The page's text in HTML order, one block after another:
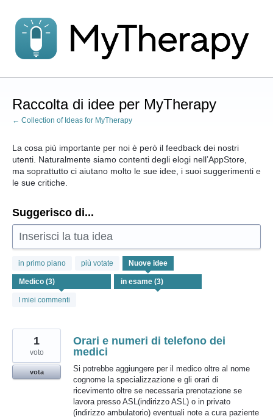
al
contenuto
Raccolta di idee per MyTherapy
← Collection of Ideas for MyTherapy
La cosa più importante per noi è però il feedback dei nostri
utenti. Naturalmente siamo contenti degli elogi nell’AppStore,
ma soprattutto ci aiutano molto le sue idee, i suoi suggerimenti e
le sue critiche.
Suggerisco di...
Inserisci la tua idea
in primo piano più votate Nuove idee
I miei commenti
risultati
trovati
Orari e numeri di telefono dei
medici
Si potrebbe aggiungere per il medico oltre al nome
cognome la specializzazione e gli orari di
ricevimento oltre se necessaria prenotazione se
lavora presso ASL(indirizzo ASL) o in privato
(indirizzo ambulatorio) eventuali note a cura paziente
1
voto
vota